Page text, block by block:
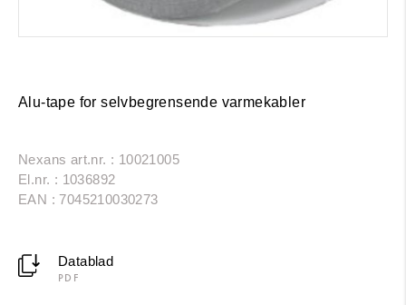
Alu-tape for selvbegrensende varmekabler
Nexans art.nr. : 10021005
El.nr. : 1036892
EAN : 7045210030273
Datablad
PDF